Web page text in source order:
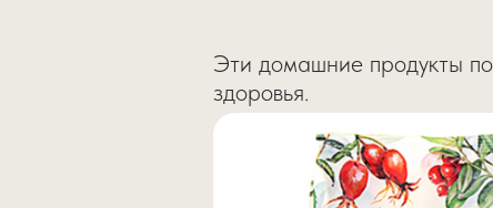
Эти домашние продукты
здоровья.